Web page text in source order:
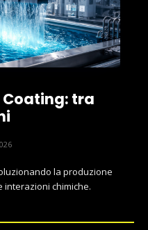
Coating: tra
la produzione
chimiche.